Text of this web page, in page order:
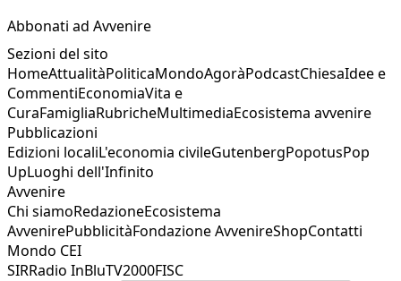
Abbonati ad Avvenire
Sezioni del sito
HomeAttualitàPoliticaMondoAgoràPodcastChiesaIdee e
CommentiEconomiaVita e
CuraFamigliaRubricheMultimediaEcosistema avvenire
Pubblicazioni
Edizioni localiL'economia civileGutenbergPopotusPop
UpLuoghi dell'Infinito
Avvenire
Chi siamoRedazioneEcosistema
AvvenirePubblicitàFondazione AvvenireShopContatti
Mondo CEI
SIRRadio InBluTV2000FISC